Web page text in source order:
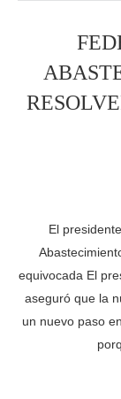
El
equivocada El
aseguró que la
un nuevo paso